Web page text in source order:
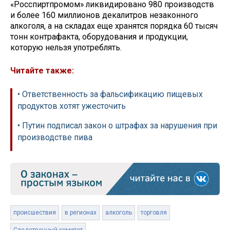
«Росспиртпромом» ликвидировано 980 производств
и более 160 миллионов декалитров незаконного
алкоголя, а на складах еще хранятся порядка 60 тысяч
тонн контрафакта, оборудования и продукции,
которую нельзя употреблять.
Читайте также:
• Ответственность за фальсификацию пищевых
продуктов хотят ужесточить
• Путин подписал закон о штрафах за нарушения при
производстве пива
происшествия в регионах алкоголь торговля